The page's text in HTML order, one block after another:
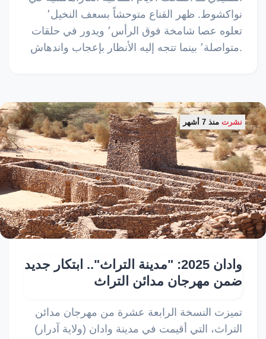
نواكشوط. ظهر القناع متوحشاً بسعف النخيل٬
تعلوه عصا شامخة فوق الرأس٬ ويدور في حلقات
متواصلة٬ بينما تتجه إليه الأنظار بإعجاب واندهاش.
نشرت منذ 7 أشهر
وادان 2025: "مدينة التراث".. ابتكار جديد
ضمن مهرجان مدائن التراث
تميزت النسخة الرابعة عشرة من مهرجان مدائن
التراث، التي أقيمت في مدينة وادان (ولاية آدرار)